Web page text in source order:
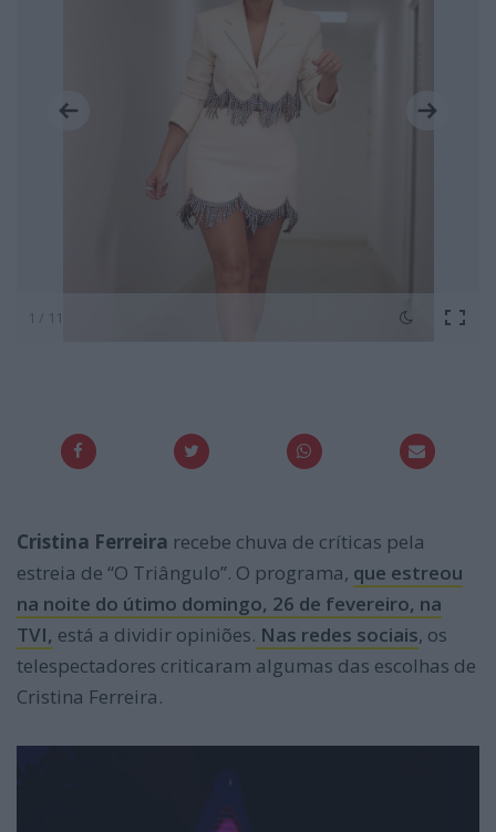
1 / 11
Cristina Ferreira recebe chuva de críticas pela
estreia de “O Triângulo”. O programa, que estreou
na noite do útimo domingo, 26 de fevereiro, na
TVI, está a dividir opiniões. Nas redes sociais, os
telespectadores criticaram algumas das escolhas de
Cristina Ferreira.